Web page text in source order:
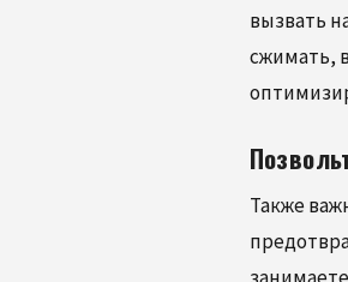
вызвать
сжимать,
Также